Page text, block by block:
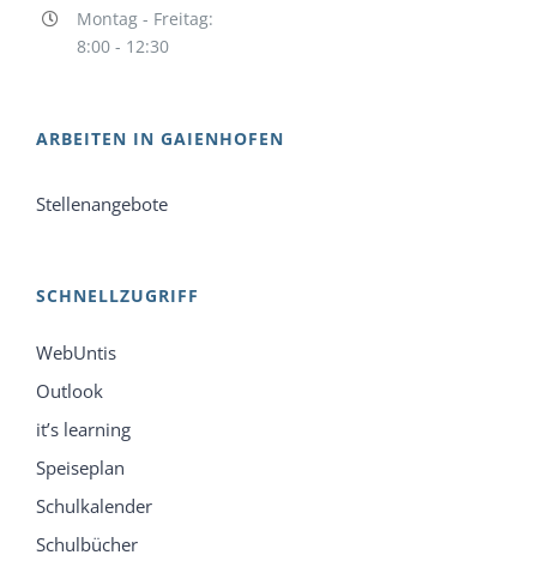
Montag - Freitag:
8:00 - 12:30
ARBEITEN IN GAIENHOFEN
Stellenangebote
SCHNELLZUGRIFF
WebUntis
Outlook
it’s learning
Speiseplan
Schulkalender
Schulbücher